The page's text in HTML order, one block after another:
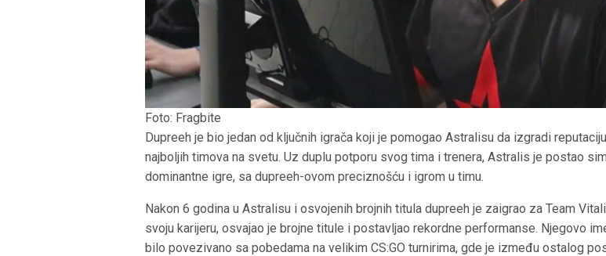
Foto: Fragbite
Dupreeh je bio jedan od ključnih igrača koji je pomogao Astralisu da izgradi
najboljih timova na svetu. Uz duplu potporu svog tima i trenera, Astralis je postao
dominantne igre, sa dupreeh-ovom preciznošću i igrom u timu.
Nakon 6 godina u Astralisu i osvojenih brojnih titula dupreeh je zaigrao za Team
svoju karijeru, osvajao je brojne titule i postavljao rekordne performanse. Njegovo
bilo povezivano sa pobedama na velikim CS:GO turnirima, gde je između ostalog